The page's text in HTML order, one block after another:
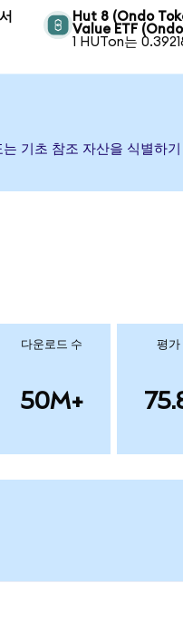
Hut 8 (Ondo
Value ETF
1 HUTon는
기초 참조 자산을 식별하
다운로드 수
50M+
평가